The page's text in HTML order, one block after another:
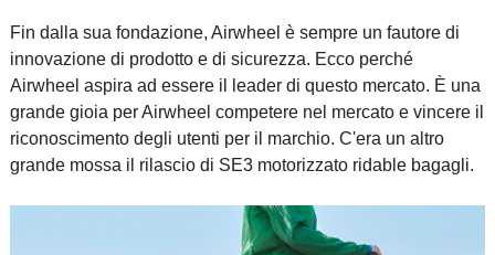
Fin dalla sua fondazione, Airwheel è sempre un fautore di
innovazione di prodotto e di sicurezza. Ecco perché
Airwheel aspira ad essere il leader di questo mercato. È una
grande gioia per Airwheel competere nel mercato e vincere il
riconoscimento degli utenti per il marchio. C'era un altro
grande mossa il rilascio di SE3 motorizzato ridable bagagli.